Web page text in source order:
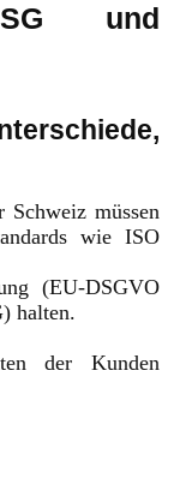
und
müssen
wie ISO
(EU-DSGVO
halten.
der Kunden